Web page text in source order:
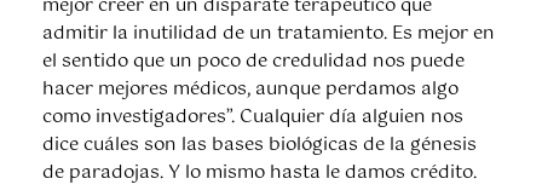
mejor creer en un disparate terapéutico que
admitir la inutilidad de un tratamiento. Es mejor en
el sentido que un poco de credulidad nos puede
hacer mejores médicos, aunque perdamos algo
como investigadores”. Cualquier día alguien nos
dice cuáles son las bases biológicas de la génesis
de paradojas. Y lo mismo hasta le damos crédito.